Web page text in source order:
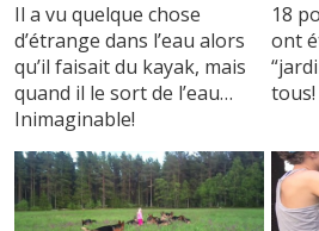
Il a vu quelque chose
d’étrange dans l’eau alors
qu’il faisait du kayak, mais
quand il le sort de l’eau…
Inimaginable!
18
ont
tous!